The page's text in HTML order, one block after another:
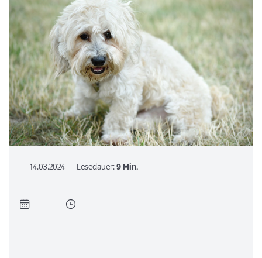
14.03.2024 Lesedauer:9 Min.